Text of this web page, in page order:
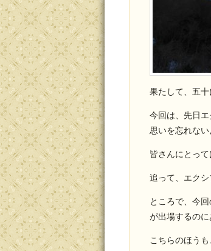
果たして、五
今回は、先日
思いを忘れな
皆さんにとっ
追って、エク
ところで、今回
が出場するの
こちらのほう